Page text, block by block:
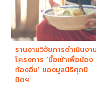
รานงานวิจัยการดำเนินงาน
โครงการ ‘มื้อเช้าเพื่อน้อง
ท้องอิ่ม’ ของมูลนิธิศุภนิ
มิตฯ